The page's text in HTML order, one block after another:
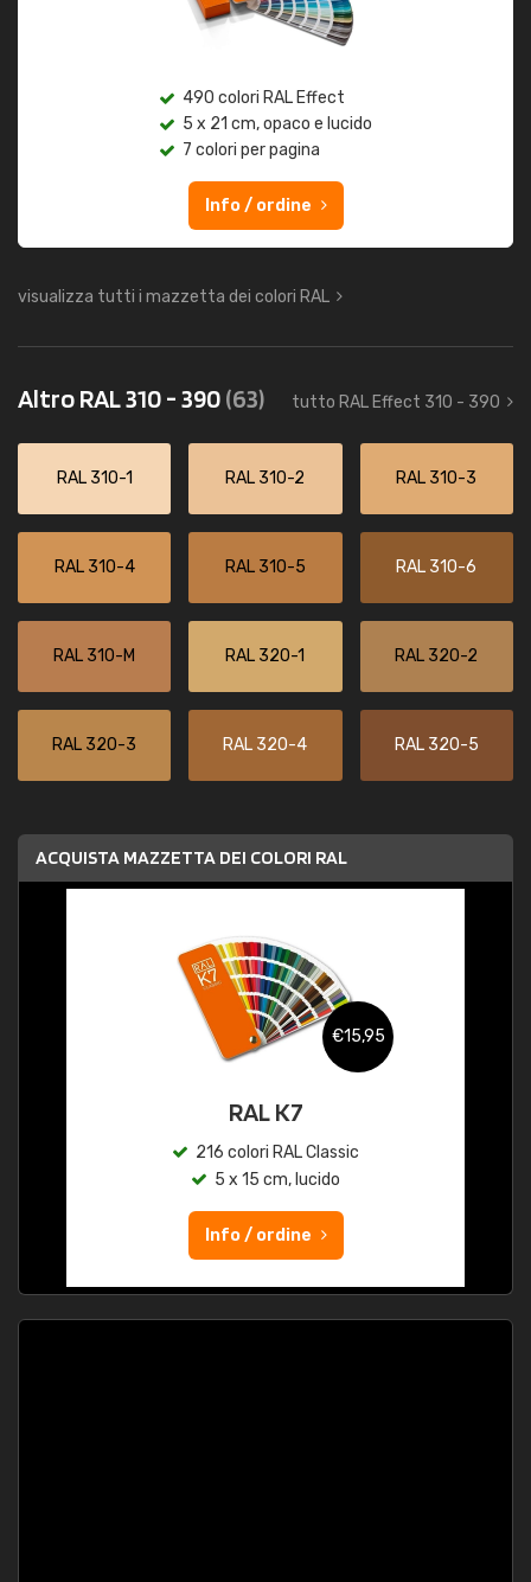
490 colori RAL Effect
5 x 21 cm, opaco e lucido
7 colori per pagina
Info / ordine
visualizza tutti i mazzetta dei colori RAL
Altro RAL 310 - 390(63) tutto RAL Effect 310 - 390
RAL 310-1 RAL 310-2 RAL 310-3
RAL 310-4 RAL 310-5 RAL 310-6
RAL 310-M RAL 320-1 RAL 320-2
RAL 320-3 RAL 320-4 RAL 320-5
ACQUISTA MAZZETTA DEI COLORI RAL
€15,95
RAL K7
216 colori RAL Classic
5 x 15 cm, lucido
Info / ordine